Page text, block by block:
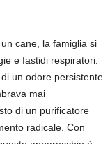
cane, la famiglia si
e fastidi respiratori.
un odore persistente
mai
di un purificatore
radicale. Con